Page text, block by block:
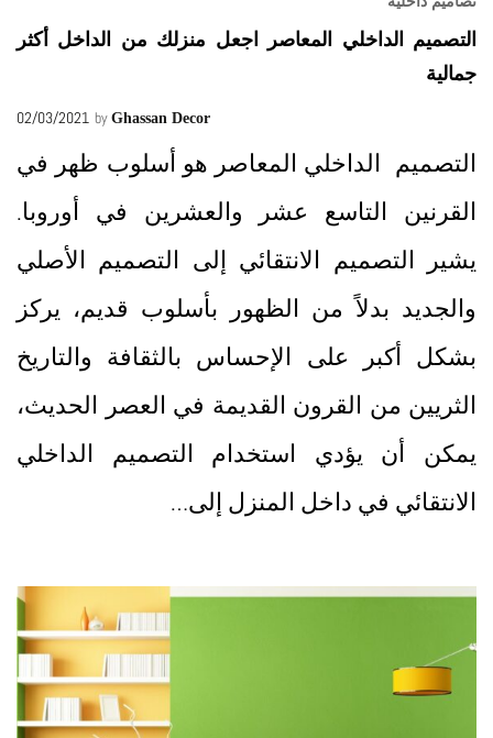
التصميم الداخلي المعاصر اجعل منزلك من الداخل أكثر
جمالية
02/03/2021 by Ghassan Decor
التصميم الداخلي المعاصر هو أسلوب ظهر في
القرنين التاسع عشر والعشرين في أوروبا.
يشير التصميم الانتقائي إلى التصميم الأصلي
والجديد بدلاً من الظهور بأسلوب قديم، يركز
بشكل أكبر على الإحساس بالثقافة والتاريخ
الثريين من القرون القديمة في العصر الحديث،
يمكن أن يؤدي استخدام التصميم الداخلي
الانتقائي في داخل المنزل إلى…